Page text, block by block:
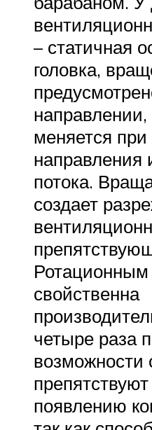
– статичная
головка,
направлении,
меняется
направления
потока.
создает
Ротационным
свойственна
четыре раза
возможности
появлению